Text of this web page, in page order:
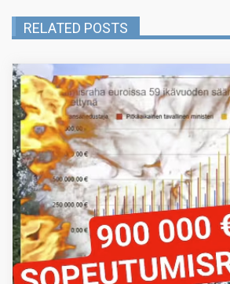
RELATED POSTS